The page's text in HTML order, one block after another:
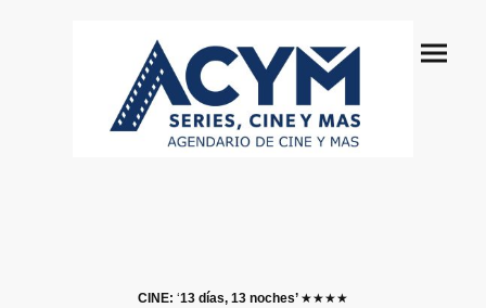
CINE: ‘13 días, 13 noches’ ★★★★